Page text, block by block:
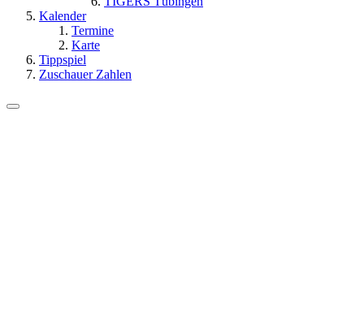
Kalender
Termine
Karte
Tippspiel
Zuschauer Zahlen